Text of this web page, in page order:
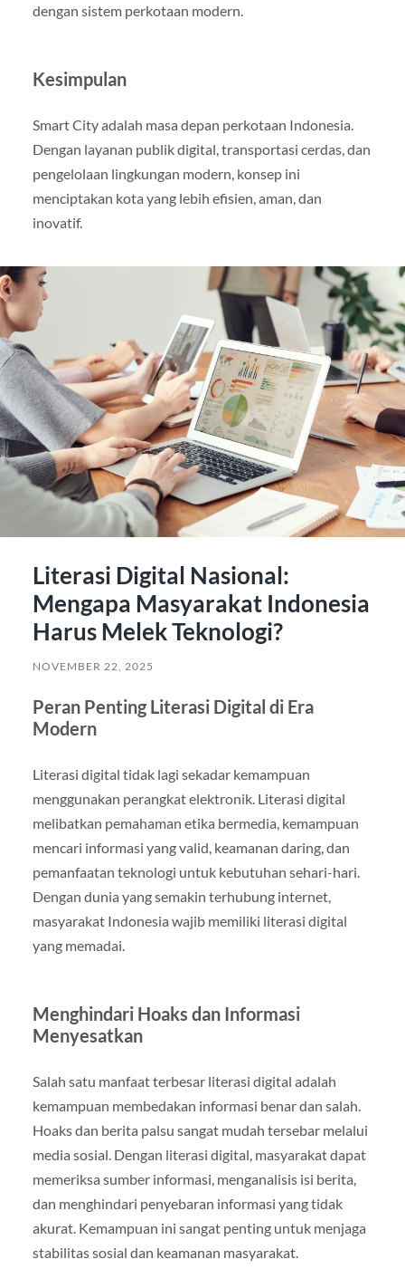
dengan sistem perkotaan modern.
Kesimpulan
Smart City adalah masa depan perkotaan Indonesia.
Dengan layanan publik digital, transportasi cerdas, dan
pengelolaan lingkungan modern, konsep ini
menciptakan kota yang lebih efisien, aman, dan
inovatif.
Literasi Digital Nasional:
Mengapa Masyarakat Indonesia
Harus Melek Teknologi?
NOVEMBER 22, 2025
Peran Penting Literasi Digital di Era
Modern
Literasi digital tidak lagi sekadar kemampuan
menggunakan perangkat elektronik. Literasi digital
melibatkan pemahaman etika bermedia, kemampuan
mencari informasi yang valid, keamanan daring, dan
pemanfaatan teknologi untuk kebutuhan sehari-hari.
Dengan dunia yang semakin terhubung internet,
masyarakat Indonesia wajib memiliki literasi digital
yang memadai.
Menghindari Hoaks dan Informasi
Menyesatkan
Salah satu manfaat terbesar literasi digital adalah
kemampuan membedakan informasi benar dan salah.
Hoaks dan berita palsu sangat mudah tersebar melalui
media sosial. Dengan literasi digital, masyarakat dapat
memeriksa sumber informasi, menganalisis isi berita,
dan menghindari penyebaran informasi yang tidak
akurat. Kemampuan ini sangat penting untuk menjaga
stabilitas sosial dan keamanan masyarakat.